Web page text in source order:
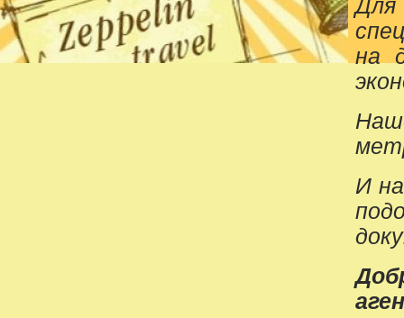
на
И